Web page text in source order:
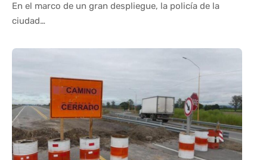
En el marco de un gran despliegue, la policía de la
ciudad…